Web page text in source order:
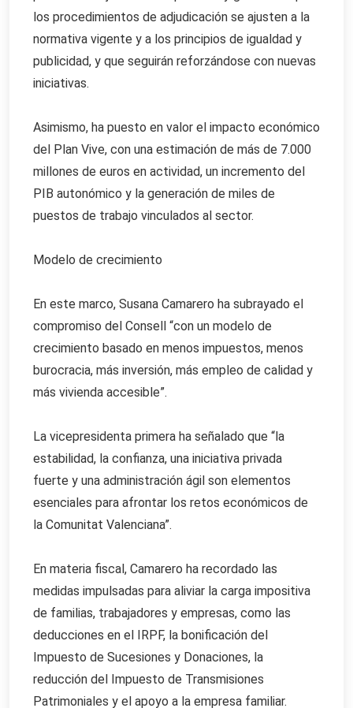
los procedimientos de adjudicación se ajusten a la
normativa vigente y a los principios de igualdad y
publicidad, y que seguirán reforzándose con nuevas
iniciativas.
Asimismo, ha puesto en valor el impacto económico
del Plan Vive, con una estimación de más de 7.000
millones de euros en actividad, un incremento del
PIB autonómico y la generación de miles de
puestos de trabajo vinculados al sector.
Modelo de crecimiento
En este marco, Susana Camarero ha subrayado el
compromiso del Consell “con un modelo de
crecimiento basado en menos impuestos, menos
burocracia, más inversión, más empleo de calidad y
más vivienda accesible”.
La vicepresidenta primera ha señalado que “la
estabilidad, la confianza, una iniciativa privada
fuerte y una administración ágil son elementos
esenciales para afrontar los retos económicos de
la Comunitat Valenciana”.
En materia fiscal, Camarero ha recordado las
medidas impulsadas para aliviar la carga impositiva
de familias, trabajadores y empresas, como las
deducciones en el IRPF, la bonificación del
Impuesto de Sucesiones y Donaciones, la
reducción del Impuesto de Transmisiones
Patrimoniales y el apoyo a la empresa familiar.